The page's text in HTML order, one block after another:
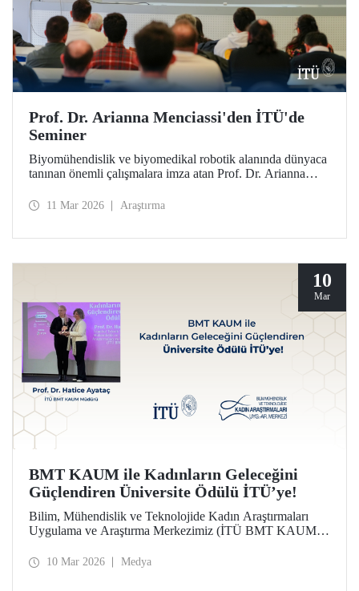
Prof. Dr. Arianna Menciassi'den İTÜ'de
Seminer
Biyomühendislik ve biyomedikal robotik alanında dünyaca
tanınan önemli çalışmalara imza atan Prof. Dr. Arianna
Rigid to Soft and Wireless Solutions” başlıklı semineriyle
11 Mar 2026 Araştırma
10
Mar
BMT KAUM ile Kadınların Geleceğini
Güçlendiren Üniversite Ödülü İTÜ’ye!
Bilim, Mühendislik ve Teknolojide Kadın Araştırmaları
Uygulama ve Araştırma Merkezimiz (İTÜ BMT KAUM)
“Kadınların Geleceğini Güçlendiren Üniversite Ödülü”ne
10 Mar 2026 Medya